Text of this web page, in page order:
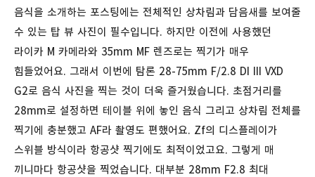
음식을 소개하는 포스팅에는 전체적인 상차림과 담음새를 보여줄
수 있는 탑 뷰 사진이 필수입니다. 하지만 이전에 사용했던
라이카 M 카메라와 35mm MF 렌즈로는 찍기가 매우
힘들었어요. 그래서 이번에 탐론 28-75mm F/2.8 DI III VXD
G2로 음식 사진을 찍는 것이 더욱 즐거웠습니다. 초점거리를
28mm로 설정하면 테이블 위에 놓인 음식 그리고 상차림 전체를
찍기에 충분했고 AF라 촬영도 편했어요. Zf의 디스플레이가
스위블 방식이라 항공샷 찍기에도 최적이었고요. 그렇게 매
끼니마다 항공샷을 찍었습니다. 대부분 28mm F2.8 최대